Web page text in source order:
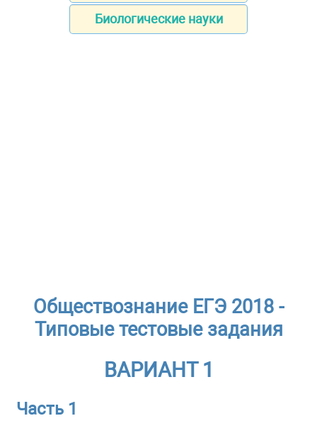
Биологические науки
Обществознание ЕГЭ 2018 -
Типовые тестовые задания
ВАРИАНТ 1
Часть 1